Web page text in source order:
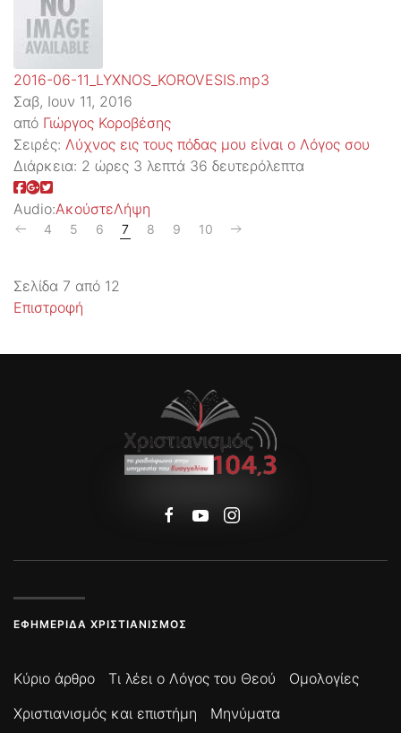
2016-06-11_LYXNOS_KOROVESIS.mp3
Σαβ, Ιουν 11, 2016
από Γιώργος Κοροβέσης
Σειρές: Λύχνος εις τους πόδας μου είναι ο Λόγος σου
Διάρκεια: 2 ώρες 3 λεπτά 36 δευτερόλεπτα
Audio:ΑκούστεΛήψη
4 5 6 7 8 9 10
Σελίδα 7 από 12
Επιστροφή
ΕΦΗΜΕΡΊΔΑ ΧΡΙΣΤΙΑΝΙΣΜΌΣ
Κύριο άρθρο Τι λέει ο Λόγος του Θεού
Ομολογίες
Χριστιανισμός και επιστήμη
Μηνύματα